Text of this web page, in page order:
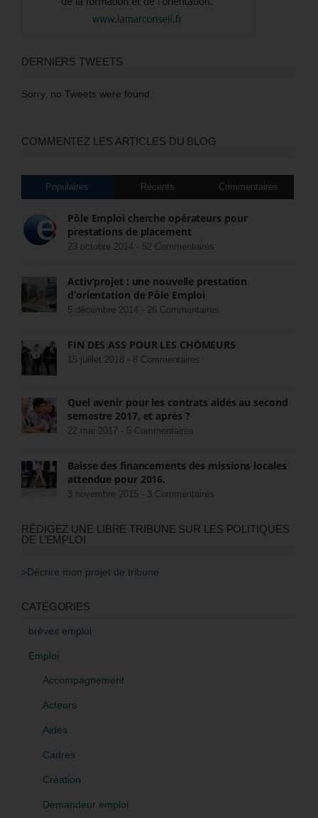
DERNIERS TWEETS
Sorry, no Tweets were found.
COMMENTEZ LES ARTICLES DU BLOG
Populaires Récents Commentaires
Pôle Emploi cherche opérateurs pour
prestations de placement
23 octobre 2014 - 52 Commentaires
Activ’projet : une nouvelle prestation
d’orientation de Pôle Emploi
5 décembre 2014 - 26 Commentaires
FIN DES ASS POUR LES CHÔMEURS
15 juillet 2018 - 8 Commentaires
Quel avenir pour les contrats aidés au second
semestre 2017, et après ?
22 mai 2017 - 5 Commentaires
Baisse des financements des missions locales
attendue pour 2016.
3 novembre 2015 - 3 Commentaires
RÉDIGEZ UNE LIBRE TRIBUNE SUR LES POLITIQUES
DE L’EMPLOI
>Décrire mon projet de tribune
CATÉGORIES
brèves emploi
Emploi
Accompagnement
Acteurs
Aides
Cadres
Création
Demandeur emploi